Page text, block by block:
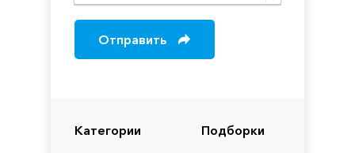
Категории Подборки
Отправить